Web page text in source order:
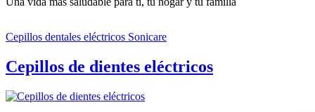
Cepillos dentales eléctricos Sonicare
Cepillos de dientes eléctricos